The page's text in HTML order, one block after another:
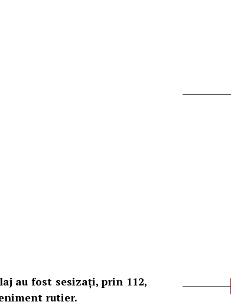
au fost sesizați, prin 112,
rutier.